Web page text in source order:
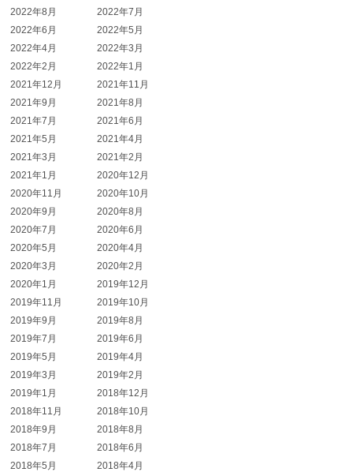
2022年8月
2022年7月
2022年6月
2022年5月
2022年4月
2022年3月
2022年2月
2022年1月
2021年12月
2021年11月
2021年9月
2021年8月
2021年7月
2021年6月
2021年5月
2021年4月
2021年3月
2021年2月
2021年1月
2020年12月
2020年11月
2020年10月
2020年9月
2020年8月
2020年7月
2020年6月
2020年5月
2020年4月
2020年3月
2020年2月
2020年1月
2019年12月
2019年11月
2019年10月
2019年9月
2019年8月
2019年7月
2019年6月
2019年5月
2019年4月
2019年3月
2019年2月
2019年1月
2018年12月
2018年11月
2018年10月
2018年9月
2018年8月
2018年7月
2018年6月
2018年5月
2018年4月